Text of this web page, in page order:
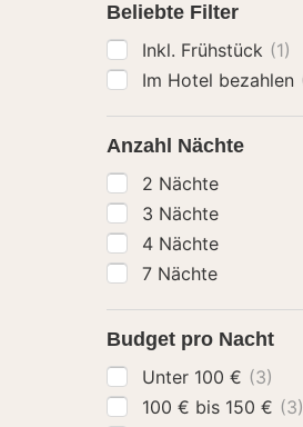
Beliebte Filter
Inkl. Frühstück (1)
Im Hotel bezahlen
Anzahl Nächte
2 Nächte
3 Nächte
4 Nächte
7 Nächte
Budget pro Nacht
Unter 100 € (3)
100 € bis 150 € (3)